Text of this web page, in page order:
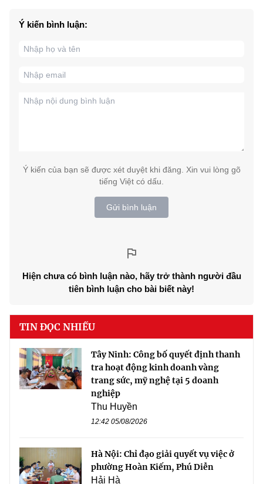
Ý kiến bình luận:
Ý kiến của bạn sẽ được xét duyệt khi đăng. Xin vui lòng gõ
tiếng Việt có dấu.
Gửi bình luận
Hiện chưa có bình luận nào, hãy trở thành người đầu
tiên bình luận cho bài biết này!
TIN ĐỌC NHIỀU
Tây Ninh: Công bố quyết định thanh
tra hoạt động kinh doanh vàng
trang sức, mỹ nghệ tại 5 doanh
nghiệp
Thu Huyền
12:42 05/08/2026
Hà Nội: Chỉ đạo giải quyết vụ việc ở
phường Hoàn Kiếm, Phú Diễn
Hải Hà